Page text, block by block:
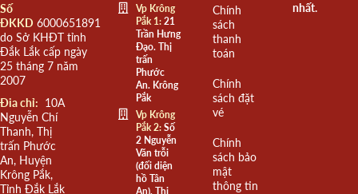
Số
ĐKKD 6000651891
do Sở KHĐT tỉnh
Đắk Lắk cấp ngày
25 tháng 7 năm
2007
Đia chỉ: 10A
Nguyễn Chí
Thanh, Thị
trấn Phước
An, Huyện
Krông Pắk,
Tỉnh Đắk Lắk
Vp Krông
Pắk 1:21
Trần Hưng
Đạo. Thị
trấn
Phước
An. Krông
Pắk
Vp Krông
Pắk 2:Số
2 Nguyễn
Văn trỗi
(đối diện
hồ Tân
An), Thị
Chính
sách
thanh
toán
Chính
sách đặt
vé
Chính
sách bảo
mật
thông tin
nhất.